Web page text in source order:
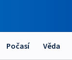
Počasí Věda